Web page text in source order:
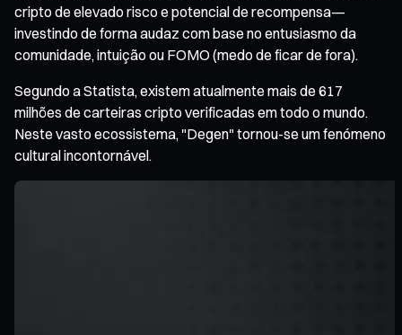
cripto de elevado risco e potencial de recompensa—
investindo de forma audaz com base no entusiasmo da
comunidade, intuição ou FOMO (medo de ficar de fora).
Segundo a Statista, existem atualmente mais de 617
milhões de carteiras cripto verificadas em todo o mundo.
Neste vasto ecossistema, "Degen" tornou-se um fenómeno
cultural incontornável.